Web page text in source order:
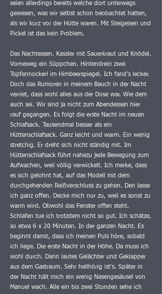
seien allerdings bereits welche dort unterwegs
gewesen, was wir selbst schon beobachtet hatten,
als wir kurz vor der Hütte waren. Mit Steigeisen und
Pickel ist das kein Problem.
Das Nachtessen. Kassler mit Sauerkraut und Knödel.
Vorneweg ein Süppchen. Hintendrein zwei
Topfennockerl im Himbeerspiegel. Ich fand's lecker.
Doch das Rumoren in meinem Bauch in der Nacht
verriet, dass wohl alles aus der Dose war. Wie dem
auch sei. Wir sind ja nicht zum Abendessen hier
rauf gegangen. Es folgt die erste Nacht im neuen
Schlafsack. Tausendmal besser als ein
Hüttenschlafsack. Ganz leicht und warm. Ein wenig
stretchig. Er dreht sich nicht ständig mit. Im
Hüttenschlafsack führt nahezu jede Bewegung zum
Aufwachen, weil völlig verwickelt. Ich merke, dass
es sich gelohnt hat, auf das Modell mit dem
durchgehenden Reißverschluss zu gehen. Den lasse
ich ganz offen. Decke mich nur zu, weil es sonst zu
warm wird. Obwohl das Fenster offen steht.
Schlafen tue ich trotzdem nicht so gut. Ich schätze,
so etwa 6 x 20 Minuten. In der ganzen Nacht. Es
beginnt damit, dass ich meinen Puls höre, sobald
ich liege. Die erste Nacht in der Höhe. Da muss ich
wohl durch. Dann lautes Gelächter und Geklapper
aus dem Gastraum. Sehr hellhörig ist's. Später in
der Nacht hält mich ein wenig Nasengesäusel von
Manuel wach. Alle ein bis zwei Stunden sehe ich